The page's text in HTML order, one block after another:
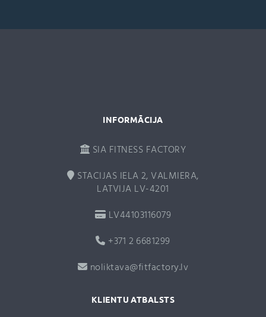
t
INFORMĀCIJA
SIA FITNESS FACTORY
STACIJAS IELA 2, VALMIERA,
LATVIJA LV-4201
LV44103116079
+371 2 6681299
noliktava@fitfactory.lv
KLIENTU ATBALSTS